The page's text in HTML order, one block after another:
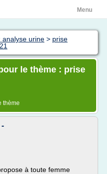
Menu
analyse urine > prise
le thème : prise
thème
-
à toute femme